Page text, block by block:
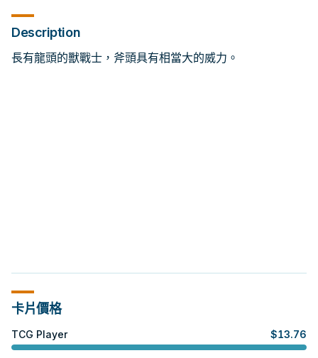
Description
長有龍頭的獸戰士，斧頭具有相當大的威力。
卡片價格
TCG Player $13.76